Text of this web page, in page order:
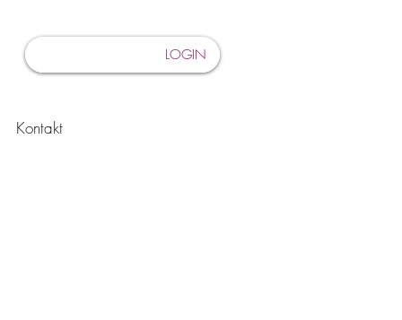
LOGIN
Kontakt